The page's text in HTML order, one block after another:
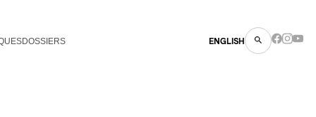
DOSSIERS ENGLISH